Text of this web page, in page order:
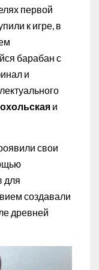
первой
к игре, в
барабан с
и
и
свои
для
создавали
древней